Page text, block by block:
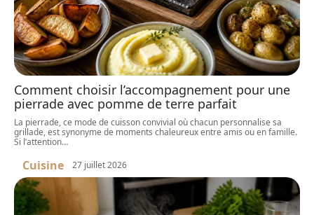
Comment choisir l’accompagnement pour une
pierrade avec pomme de terre parfait
La pierrade, ce mode de cuisson convivial où chacun personnalise sa
grillade, est synonyme de moments chaleureux entre amis ou en famille.
Si l’attention…
Cuisine 27 juillet 2026